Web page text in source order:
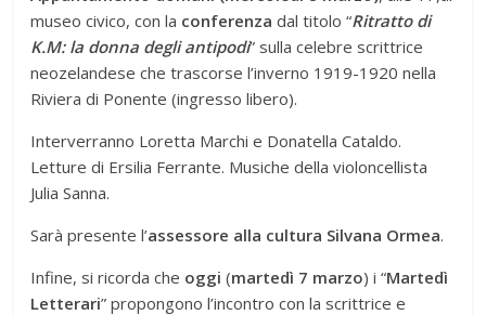
museo civico, con la conferenza dal titolo “Ritratto di
K.M: la donna degli antipodi” sulla celebre scrittrice
neozelandese che trascorse l’inverno 1919-1920 nella
Riviera di Ponente (ingresso libero).
Interverranno Loretta Marchi e Donatella Cataldo.
Letture di Ersilia Ferrante. Musiche della violoncellista
Julia Sanna.
Sarà presente l’assessore alla cultura Silvana Ormea.
Infine, si ricorda che oggi (martedì 7 marzo) i “Martedì
Letterari” propongono l’incontro con la scrittrice e